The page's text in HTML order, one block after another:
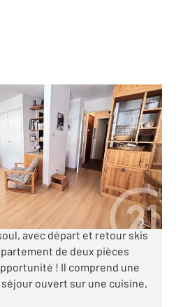
à vendre
€
d'un immeuble calme et
avec départ et retour skis
de deux pièces
! Il comprend une
ouvert sur une cuisine,